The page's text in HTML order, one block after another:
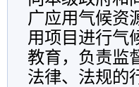
广应用气候资
用项目进行气
教育，负责监
法律、法规的